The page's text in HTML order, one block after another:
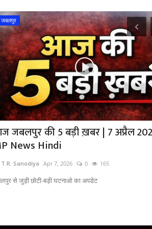
जबलपुर
जबलपुर की 5 बड़ी ख़बर | 7 अप्रैल
News Hindi
Sanodiya Apr 7, 2026 0 165
से जुड़ी छोटी-बड़ी घटनाओ का अपडेट